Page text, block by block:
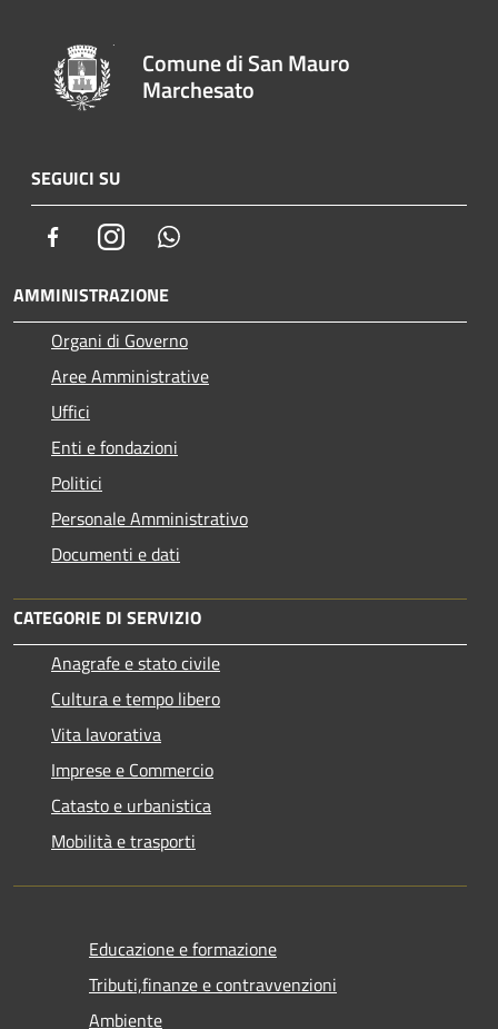
Comune di San Mauro
Marchesato
SEGUICI SU
FacebookInstagram
AMMINISTRAZIONE
Organi di Governo
Aree Amministrative
Uffici
Enti e fondazioni
Politici
Personale Amministrativo
Documenti e dati
CATEGORIE DI SERVIZIO
Anagrafe e stato civile
Cultura e tempo libero
Vita lavorativa
Imprese e Commercio
Catasto e urbanistica
Mobilità e trasporti
Educazione e formazione
Tributi,finanze e contravvenzioni
Ambiente